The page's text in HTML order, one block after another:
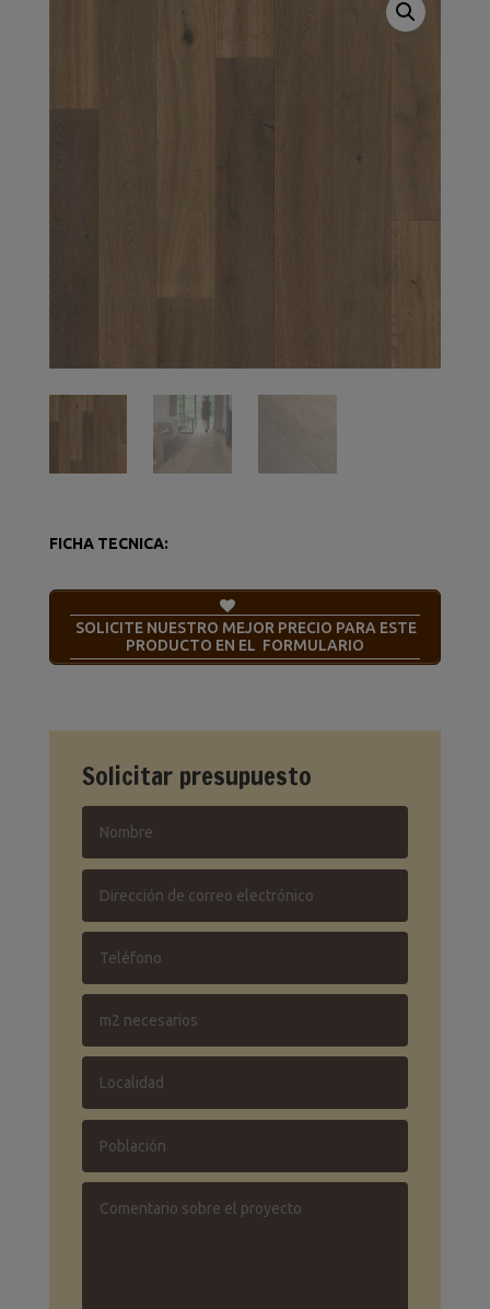
FICHA TECNICA:
SOLICITE NUESTRO MEJOR PRECIO PARA ESTE
PRODUCTO EN EL FORMULARIO
Solicitar presupuesto